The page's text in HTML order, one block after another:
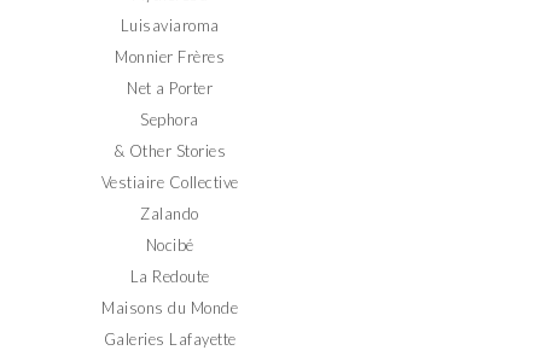
Luisaviaroma
Monnier Frères
Net a Porter
Sephora
& Other Stories
Vestiaire Collective
Zalando
Nocibé
La Redoute
Maisons du Monde
Galeries Lafayette